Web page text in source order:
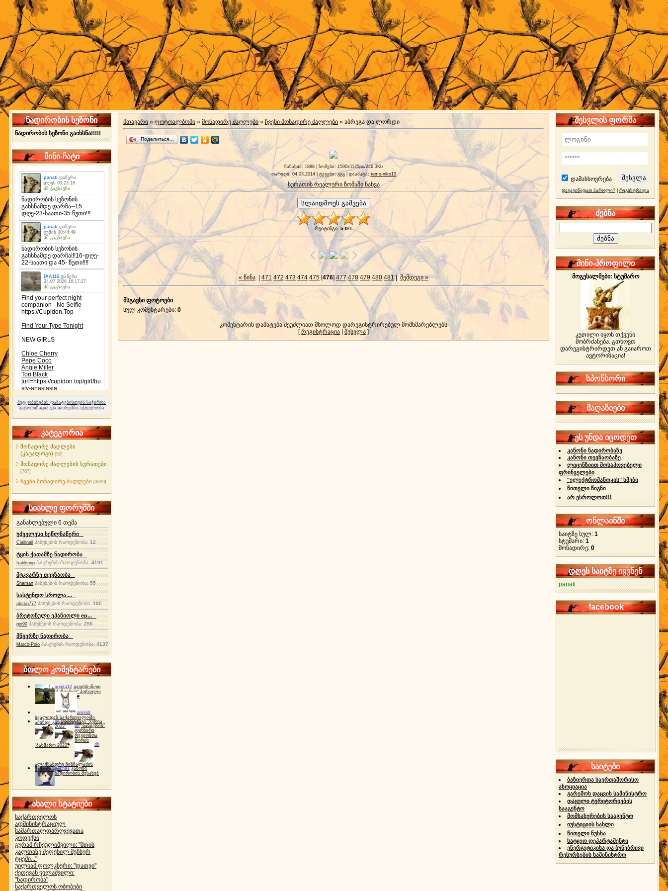
ნადირობის სეზონი
ნადირობის სეზონი გაიხსნა!!!!!
მინი-ჩატი
შეტყობინების დამატებისთვის საჭიროა
ავტორიზაცია და ფორუმში აქტიურობა
კატეგორია
მონადირე ძაღლები
(კატალოგი) [52]
მონადირე ძაღლების სურათები
[767]
ჩვენი მონადირე ძაღლები [3020]
სიახლე ფორუმში
განახლებული 6 თემა
უძველესი ხეწლნაწერი
Ciallinall პასუხების რაოდენობა:12
ტყის ქათამზე ნადირობა
Iraklisnip პასუხების რაოდენობა: 4101
მტკვარზე თევზაობა
Shaman პასუხების რაოდენობა:55
სასტენდო სროლა ...
akson777 პასუხების რაოდენობა:195
ბრეტონული ეპანიოლი ep...
gio90 პასუხების რაოდენობა:256
მწყერზე ნადირობა
Marco-Polo პასუხების რაოდენობა:4137
ბოლო კომენტარები
gogita12 გავიხსენოთ
"ბაზიერის" პირველი
ტურნირი ❤
amindi
ხვალიდან საქართველოში
ამინდი გაუარესდება
dh სპორტინგი "გურია
2022"
dh "ბაზიერის"
ტურნირი
რეგიონთა
შორის
"ბახმარო 2022"
dh
ალექსანდრე ჩინჩალაძის
მემორიალიgocha1 კანონი
ნადირობის შესახებ
ახალი სტატიები
საქართველოს
ადმინისტრაციულ
სამართალდარღვევათა
კოდექსი
გურამ რჩეულიშვილი: "მთის
კალთაზე შეფენილ მეჩხერ
ტყეში..."
უილიამ ფოლკნერი: "დათვი"
ქეთევან ჭილაშვილი:
"ნადირობა"
საქართველოს ობობები
მთავარი » ფოტოალბომი » მონადირე ძაღლები » ჩვენი მონადირე ძაღლები » აბრეგა და ლორდი
Поделиться…
ნანახია: 1888 | ზომები: 1500x1125px/246.3Kb
თარიღი: 04.03.2014 | ტეგები:გგგ| დაამატა: temo-niko13
სურათის რეალური ზომაში ნახვა
რეიტინგი: 5.0/1
« წინა 471 472 473 474 475 [476] 477 478 479 480 481| შემდეგი »
მსგავსი ფოტოები
სულ კომენტარები: 0
კომენტარის დამატება შეუძლიათ მხოლოდ დარეგისტრირებულ მომხმარებლებს
[რეგისტრაცია შესვლა ]
შესვლის ფორმა
დამახსოვრება
დაგავიწყდათ პაროლი? რეგისტრაცია
ძებნა
მინი-პროფილი
მოგესალმები: სტუმარო
კეთილი იყოს თქვენი
მობრძანება. გთხოვთ
დარეგისტრირდეთ ან გაიაროთ
ავტორიზაცია!
სპონსორი
მაღაზიები
ეს უნდა იცოდეთ
კანონი ნადირობაზე
კანონი თევზაობაზე
ლიცენზიით მოსაპოვებელი
ფრინველები
"ელექტრომანოკის" ხმები
წითელი წიგნი
არ ესროლოთ!!!
ონლაინში
საიტზე სულ: 1
სტუმარი: 1
მონადირე: 0
დღეს საიტზე იყვნენ
panati
facebook
საიტები
ბაზიერთა საერთაშორისო
ასოციაცია
გარემოს დაცვის სამინისტრო
დაცული ტერიტორიების
სააგენტო
მომსახურების სააგენტო
იუსტიციის სახლი
წითელი ნუსხა
სატყეო დეპარტამენტი
ენერგეტიკისა და ბუნებრივი
რესურსების სამინისტრო